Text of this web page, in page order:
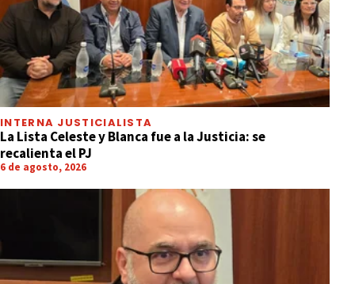
INTERNA JUSTICIALISTA
La Lista Celeste y Blanca fue a la Justicia: se
recalienta el PJ
6 de agosto, 2026